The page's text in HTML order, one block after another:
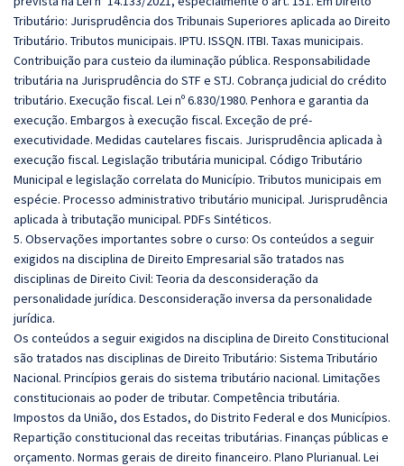
Tributário: Jurisprudência dos Tribunais Superiores aplicada ao Direito
Tributário. Tributos municipais. IPTU. ISSQN. ITBI. Taxas municipais.
Contribuição para custeio da iluminação pública. Responsabilidade
tributária na Jurisprudência do STF e STJ. Cobrança judicial do crédito
tributário. Execução fiscal. Lei nº 6.830/1980. Penhora e garantia da
execução. Embargos à execução fiscal. Exceção de pré-
executividade. Medidas cautelares fiscais. Jurisprudência aplicada à
execução fiscal. Legislação tributária municipal. Código Tributário
Municipal e legislação correlata do Município. Tributos municipais em
espécie. Processo administrativo tributário municipal. Jurisprudência
aplicada à tributação municipal. PDFs Sintéticos.
5. Observações importantes sobre o curso: Os conteúdos a seguir
exigidos na disciplina de Direito Empresarial são tratados nas
disciplinas de Direito Civil: Teoria da desconsideração da
personalidade jurídica. Desconsideração inversa da personalidade
jurídica.
Os conteúdos a seguir exigidos na disciplina de Direito Constitucional
são tratados nas disciplinas de Direito Tributário: Sistema Tributário
Nacional. Princípios gerais do sistema tributário nacional. Limitações
constitucionais ao poder de tributar. Competência tributária.
Impostos da União, dos Estados, do Distrito Federal e dos Municípios.
Repartição constitucional das receitas tributárias. Finanças públicas e
orçamento. Normas gerais de direito financeiro. Plano Plurianual. Lei